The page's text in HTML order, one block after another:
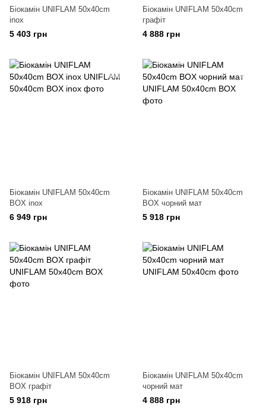
Біокамін UNIFLAM 50x40cm
inox
5 403 грн
Біокамін UNIFLAM 50x40cm
графіт
4 888 грн
Біокамін UNIFLAM 50x40cm
BOX inox
6 949 грн
Біокамін UNIFLAM 50x40cm
BOX чорний мат
5 918 грн
Біокамін UNIFLAM 50x40cm
BOX графіт
5 918 грн
Біокамін UNIFLAM 50x40cm
чорний мат
4 888 грн